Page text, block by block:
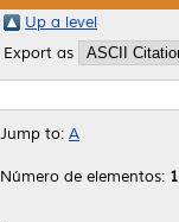
Up a level
Export as
Jump to: A
Número de elementos: 1